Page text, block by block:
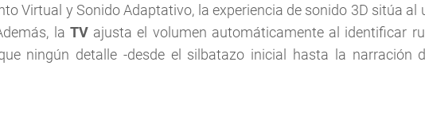
Virtual y Sonido Adaptativo, la experiencia de sonido 3D sitúa al
la TV ajusta el volumen automáticamente al identificar
ningún detalle -desde el silbatazo inicial hasta la narración